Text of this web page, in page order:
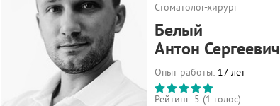
Стоматолог-хирург
Белый
Антон Сергеевич
Опыт работы: 17 лет
Рейтинг: 5 (1 голос)